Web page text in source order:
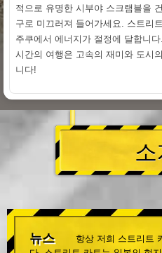
적으로 유명한 시부야 스크램블을
구로 미끄러져 들어가세요. 스트리
주쿠에서 에너지가 절정에 달합니
시간의 여행은 고속의 재미와 도시
니다!
소
뉴스
항상 저희 스트리트